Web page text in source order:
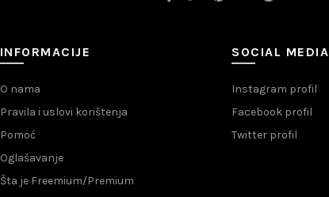
INFORMACIJE
O nama
Pravila i uslovi korištenja
Pomoć
Oglašavanje
Šta je Freemium/Premium
SOCIAL MEDIA
Instagram profil
Facebook profil
Twitter profil